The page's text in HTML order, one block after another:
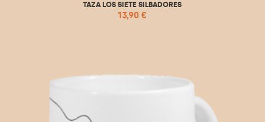
TAZA LOS SIETE SILBADORES
13,90€